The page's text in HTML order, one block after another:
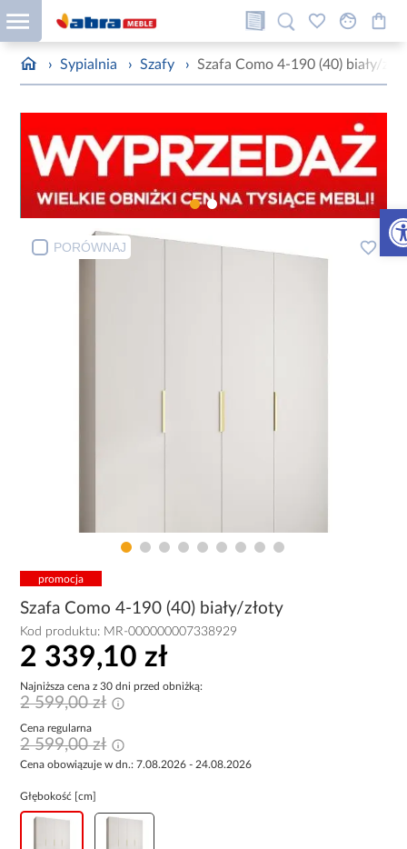
› Sypialnia › Szafy › Szafa Como 4-190 (40) biały/
PORÓWNAJ
promocja
Szafa Como 4-190 (40) biały/złoty
Kod produktu: MR-000000007338929
2 339,10 zł
Najniższa cena z 30 dni przed obniżką:
2 599,00 zł
Cena regularna
2 599,00 zł
Cena obowiązuje w dn.: 7.08.2026 - 24.08.2026
Głębokość [cm]